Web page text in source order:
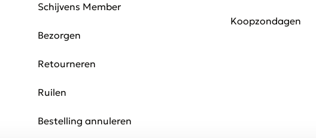
Schijvens Member
Bezorgen
Retourneren
Ruilen
Bestelling annuleren
Koopzondagen